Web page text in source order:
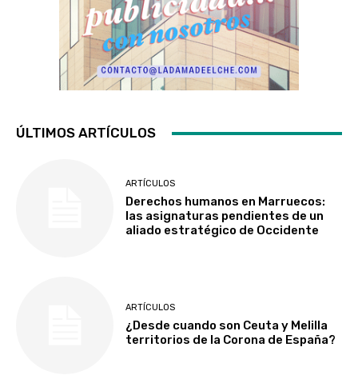
ÚLTIMOS ARTÍCULOS
ARTÍCULOS
Derechos humanos en Marruecos:
las asignaturas pendientes de un
aliado estratégico de Occidente
ARTÍCULOS
¿Desde cuando son Ceuta y Melilla
territorios de la Corona de España?